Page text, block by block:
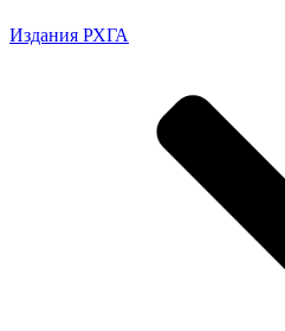
Издания РХГА